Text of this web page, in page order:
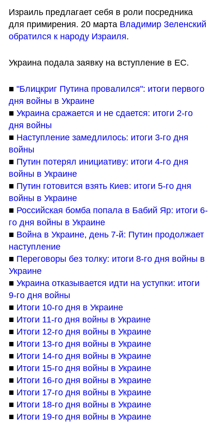
Израиль предлагает себя в роли посредника
для примирения. 20 марта Владимир Зеленский
обратился к народу Израиля.
Украина подала заявку на вступление в ЕС.
■ "Блицкриг Путина провалился": итоги первого
дня войны в Украине
■ Украина сражается и не сдается: итоги 2-го
дня войны
■ Наступление замедлилось: итоги 3-го дня
войны
■ Путин потерял инициативу: итоги 4-го дня
войны в Украине
■ Путин готовится взять Киев: итоги 5-го дня
войны в Украине
■ Российская бомба попала в Бабий Яр: итоги 6-
го дня войны в Украине
■ Война в Украине, день 7-й: Путин продолжает
наступление
■ Переговоры без толку: итоги 8-го дня войны в
Украине
■ Украина отказывается идти на уступки: итоги
9-го дня войны
■ Итоги 10-го дня в Украине
■ Итоги 11-го дня войны в Украине
■ Итоги 12-го дня войны в Украине
■ Итоги 13-го дня войны в Украине
■ Итоги 14-го дня войны в Украине
■ Итоги 15-го дня войны в Украине
■ Итоги 16-го дня войны в Украине
■ Итоги 17-го дня войны в Украине
■ Итоги 18-го дня войны в Украине
■ Итоги 19-го дня войны в Украине